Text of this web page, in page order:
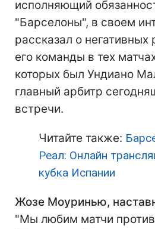
исполняющий
"Барселоны", в своем
рассказал о негативных
его команды в тех
которых был Ундиано
главный арбитр
встречи.
Читайте также:
Реал: Онлайн
кубка Испании
Жозе Моуринью,
"Мы любим матчи против